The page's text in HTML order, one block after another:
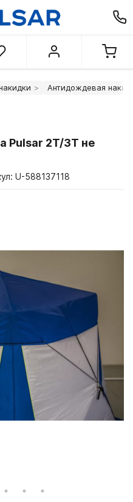
Антидождевая
Pulsar 2Т/3Т не
U-588137118